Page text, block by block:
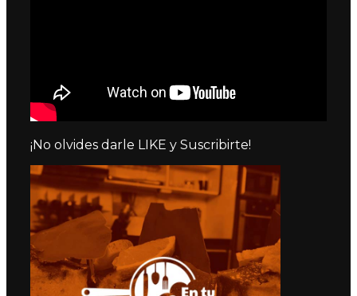
¡No olvides darle LIKE y Suscribirte!